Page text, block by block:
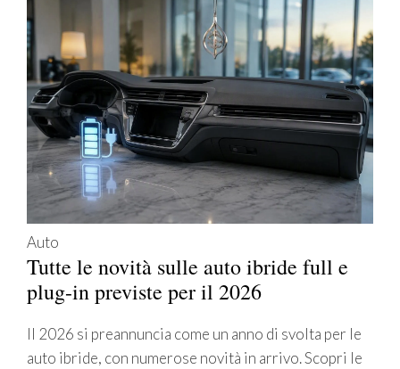
Auto
Tutte le novità sulle auto ibride full e
plug-in previste per il 2026
Il 2026 si preannuncia come un anno di svolta per le
auto ibride, con numerose novità in arrivo. Scopri le